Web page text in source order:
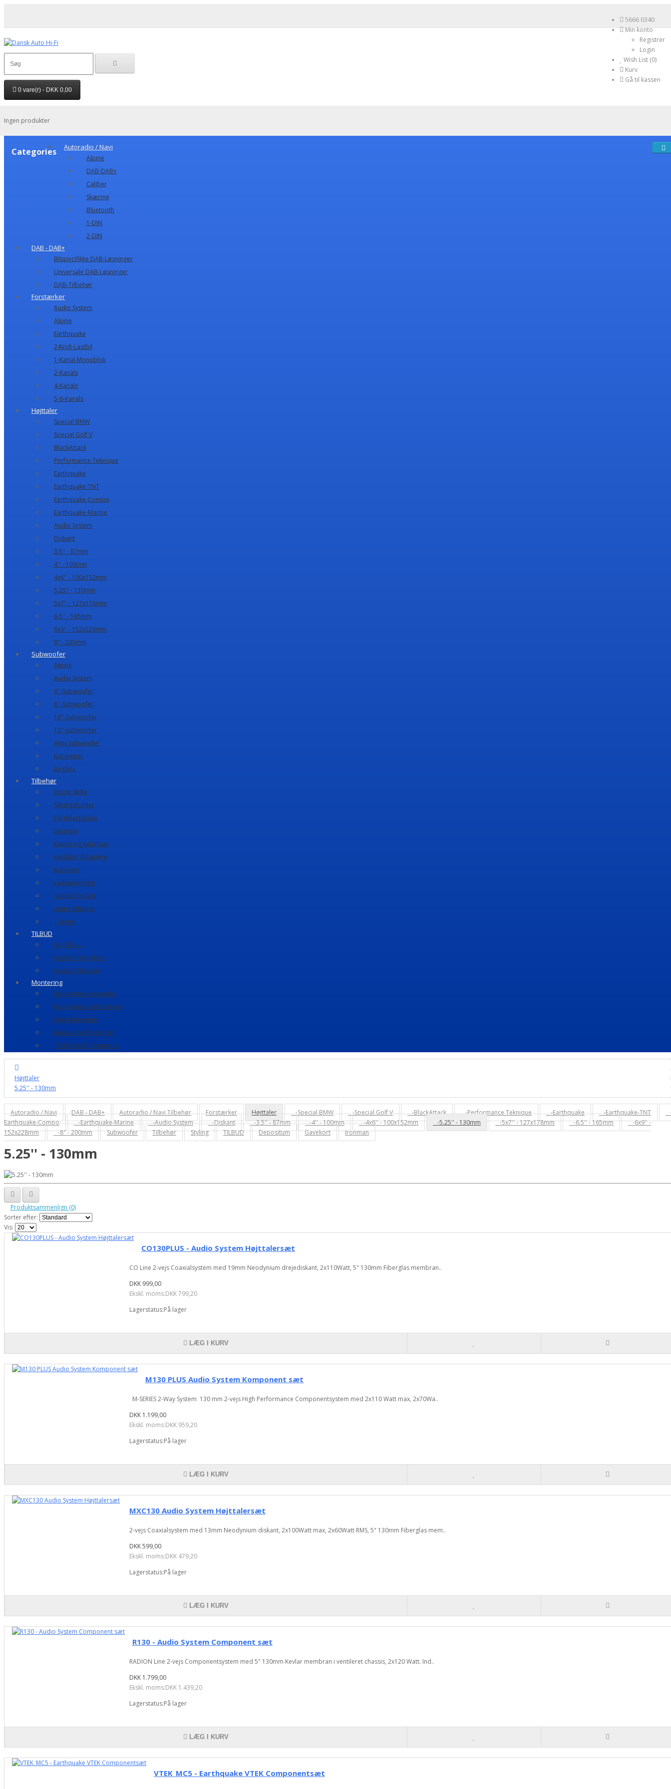
5666 0340
Min konto
Registrer
Login
Wish List (0)
Kurv
Gå til kassen
0 vare(r) - DKK 0,00
Ingen produkter
Categories Autoradio / Navi
Alpine
DAB-DAB+
Caliber
Skærme
Bluetooth
1-DIN
2-DIN
DAB - DAB+
Bilspecifikke DAB-Løsninger
Universale DAB-Løsninger
DAB-Tilbehør
Forstærker
Audio System
Alpine
Earthquake
24Volt-Lastbil
1-Kanal-Monoblok
2-Kanals
4-Kanals
5-6-Kanals
Højttaler
Special BMW
Special Golf V
BlackAttack
Performance Teknique
Earthquake
Earthquake-TNT
Earthquake-Compo
Earthquake-Marine
Audio System
Diskant
3.5'' - 87mm
4'' - 100mm
4x6'' - 100x152mm
5.25'' - 130mm
5x7'' - 127x178mm
6.5'' - 165mm
6x9'' - 152x228mm
8" - 200mm
Subwoofer
Alpine
Audio System
6''-Subwoofer
8''-Subwoofer
10''-Subwoofer
12''-Subwoofer
Aktiv Subwoofer
Kabinetter
BygSelv
Tilbehør
Diode Skilte
Sikringsholder
Fordelerblokke
Sikringer
Kabler og kabelsæt
Højttaler Adaptere
Kabelsko
Lyddæmpning
SubwooferGrill
Andet tilbehør
T-shirts
TILBUD
NU Tilbud
Nedsat-Højttalere
Nedsat-Tilbehør
Montering
Monterings eksempler
Monterings vejledninger
Installationstips
Baskabinet Tegninger
Thiele Small Parametre
Højttaler
5.25'' - 130mm
Autoradio / Navi DAB - DAB+ Autoradio / Navi Tilbehør Forstærker Højttaler -Special BMW -Special Golf V -BlackAttack -Performance Teknique -Earthquake -Earthquake-TNT
Earthquake-Compo
-Earthquake-Marine -Audio System -Diskant -3.5'' - 87mm -4'' - 100mm -4x6'' - 100x152mm -5.25'' - 130mm -5x7'' - 127x178mm -6.5'' - 165mm
-6x9'' -
152x228mm
-8" - 200mm Subwoofer Tilbehør Styling TILBUD Depositum Gavekort Ironman
5.25'' - 130mm
Produktsammenlign (0)
Sorter efter:
Vis:
CO130PLUS - Audio System Højttalersæt
CO Line 2-vejs Coaxialsystem med 19mm Neodynium drejediskant, 2x110Watt, 5" 130mm Fiberglas membran..
DKK 999,00
Ekskl. moms:DKK 799,20
Lagerstatus:På lager
LÆG I KURV
M130 PLUS Audio System Komponent sæt
M-SERIES 2-Way System 130 mm 2-vejs High Performance Componentsystem med 2x110 Watt max, 2x70Wa..
DKK 1.199,00
Ekskl. moms:DKK 959,20
Lagerstatus:På lager
LÆG I KURV
MXC130 Audio System Højttalersæt
2-vejs Coaxialsystem med 13mm Neodynium diskant, 2x100Watt max, 2x60Watt RMS, 5" 130mm Fiberglas mem..
DKK 599,00
Ekskl. moms:DKK 479,20
Lagerstatus:På lager
LÆG I KURV
R130 - Audio System Component sæt
RADION Line 2-vejs Componentsystem med 5" 130mm Kevlar membran i ventileret chassis, 2x120 Watt. Ind..
DKK 1.799,00
Ekskl. moms:DKK 1.439,20
Lagerstatus:På lager
LÆG I KURV
VTEK_MC5 - Earthquake VTEK Componentsæt